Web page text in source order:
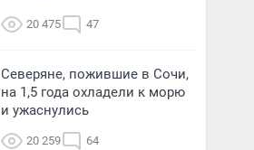
20 475 47
Северяне, пожившие в Сочи,
на 1,5 года охладели к морю
и ужаснулись
20 259 64